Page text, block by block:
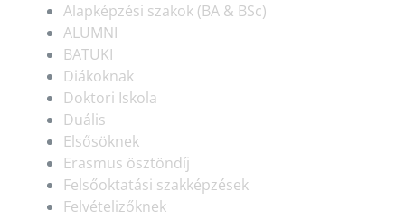
Alapképzési szakok (BA & BSc)
ALUMNI
BATUKI
Diákoknak
Doktori Iskola
Duális
Elsősöknek
Erasmus ösztöndíj
Felsőoktatási szakképzések
Felvételizőknek